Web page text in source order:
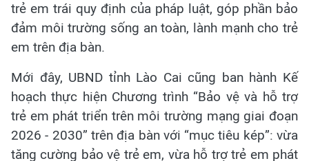
trẻ em trái quy định của pháp luật, góp phần bảo
đảm môi trường sống an toàn, lành mạnh cho trẻ
em trên địa bàn.
Mới đây, UBND tỉnh Lào Cai cũng ban hành Kế
hoạch thực hiện Chương trình “Bảo vệ và hỗ trợ
trẻ em phát triển trên môi trường mạng giai đoạn
2026 - 2030” trên địa bàn với “mục tiêu kép”: vừa
tăng cường bảo vệ trẻ em, vừa hỗ trợ trẻ em phát